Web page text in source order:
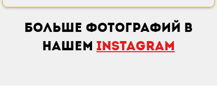
Больше фотографий в
нашем Instagram